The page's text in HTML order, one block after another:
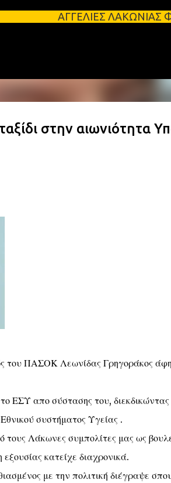
Μετάβαση στο κύριο
ΛΑΚΩΝΙΑΣ Φοιτητικά
στην αιωνιότητα
του ΠΑΣΟΚ Λεωνίδας Γρηγοράκος
ΕΣΥ απο σύστασης του,
συστήματος Υγείας .
Λάκωνες συμπολίτες μας ως
κατείχε διαχρονικά.
με την πολιτική διέγραψε